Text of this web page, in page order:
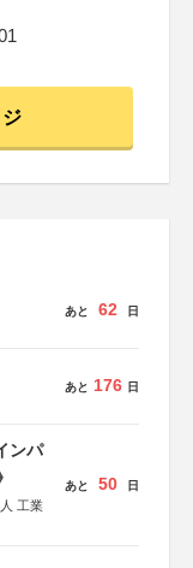
あと 62 日
あと 176 日
ンパ
工業
あと 50 日